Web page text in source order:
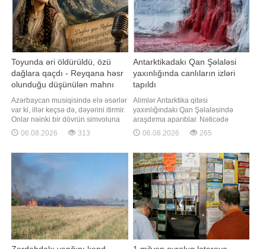
Toyunda əri öldürüldü, özü
dağlara qaçdı - Reyqana həsr
olunduğu düşünülən mahnı
haqqında bilinməyənlər
Azərbaycan musiqisində elə əsərlər
var ki, illər keçsə də, dəyərini itirmir.
Onlar nəinki bir dövrün simvoluna
çevrilir, hətta nəsildən-nəslə
ötürülərək xalqın yaddaşında
tarixçəsi" rubrikasında bu dəfə
haqqında bəhs edəcəyi "Dağlar qızı
Reyhan" da məh
06.08.2026 313
Antarktikadakı Qan Şəlaləsi
yaxınlığında canlıların izləri
tapıldı
Alimlər Antarktika qitəsi
yaxınlığındakı Qan Şəlaləsində
araşdırma aparıblar. Nəticədə
mikroskopik evakariot canlılardan
ibarət bir topluluğun molekulyar
bu tapıntının dəniz suyunun
Antarktikanın qədim dövrlərində
dərəyə daxil olmuş və buzlaq
altında hapsola bilmi
06.08.2026 265